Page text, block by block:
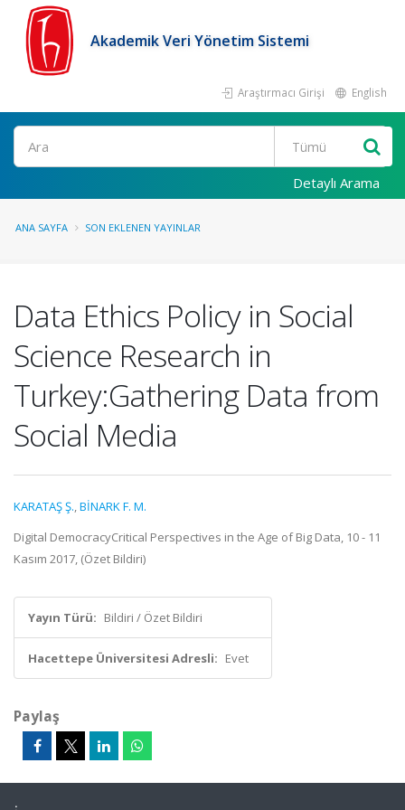
Akademik Veri Yönetim Sistemi
Araştırmacı Girişi English
Ara
Detaylı Arama
ANA SAYFA SON EKLENEN YAYINLAR
Data Ethics Policy in Social
Science Research in
Turkey:Gathering Data from
Social Media
KARATAŞ Ş.,BİNARK F. M.
Digital DemocracyCritical Perspectives in the Age of Big Data, 10 - 11
Kasım 2017, (Özet Bildiri)
Yayın Türü: Bildiri / Özet Bildiri
Hacettepe Üniversitesi Adresli: Evet
Paylaş